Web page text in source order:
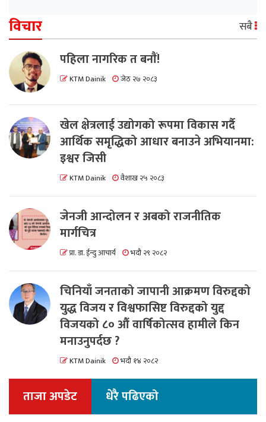
विचार सबै
पहिला नागरिक त बनाैं!
KTM Dainik जेठ २७ २०८३
खेल क्षेत्रलाई उद्योगको रूपमा विकास गर्दै
आर्थिक समृद्धिको आधार बनाउने अभियानमा:
इश्वर जिसी
KTM Dainik वैशाख २५ २०८३
जेनजी आन्दोलन र अबको राजनीतिक
मार्गचित्र
प्रा. डा. ईन्दु आचार्य भदौ २९ २०८२
चिनियाँ जनताको जापानी आक्रमण विरुद्दको
युद्ध विजय र विश्वफासिष्ट विरुद्दको युद्द
विजयको ८० औं वार्षिकोत्सव हामीले किन
मनाउनुपर्दछ ?
KTM Dainik भदौ १४ २०८२
ताजा अपडेट धेरै पढिएको